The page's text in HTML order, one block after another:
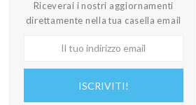
Riceverai i nostri aggiornamenti
direttamente nella tua casella email
ISCRIVITI!